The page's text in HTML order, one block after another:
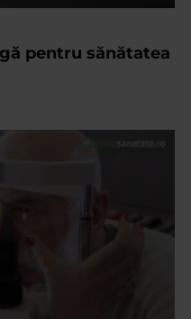
pentru sănătatea